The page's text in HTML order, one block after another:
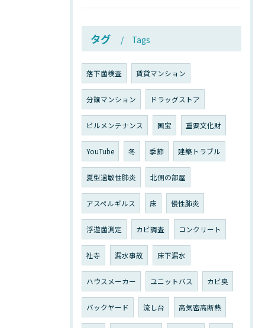
タグ Tags
落下菌検査 賃貸マンション
分譲マンション ドラッグストア
ビルメンテナンス 国宝 重要文化財
YouTube 冬 季節 建築トラブル
夏型過敏性肺炎 北側の部屋
アスペルギルス 床 慢性肺炎
浮遊菌測定 カビ調査 コンクリート
社寺 漏水事故 床下漏水
ハウスメーカー ユニットバス カビ臭
バックヤード 流し台 高気密高断熱